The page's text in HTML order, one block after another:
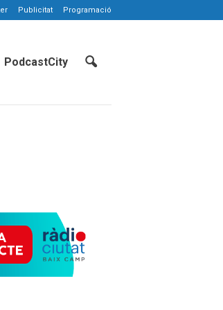
Publicitat Programació
PodcastCity